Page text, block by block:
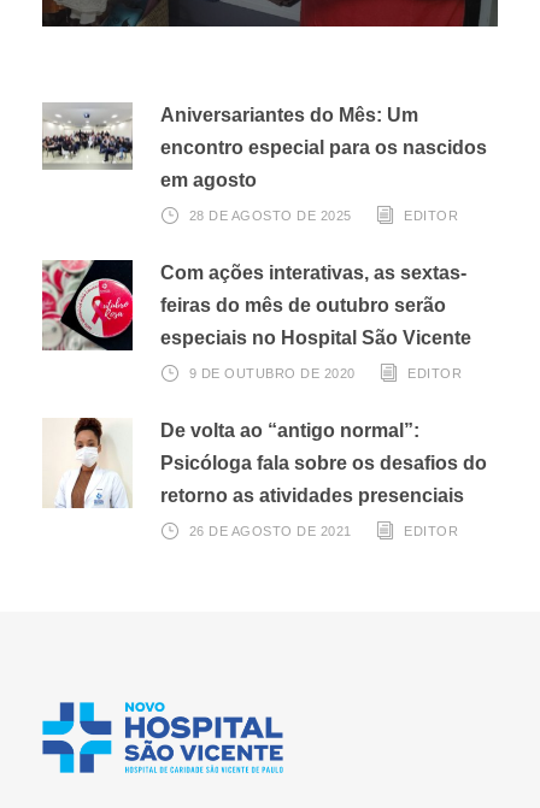
Aniversariantes do Mês: Um
encontro especial para os nascidos
em agosto
28 DE AGOSTO DE 2025 EDITOR
Com ações interativas, as sextas-
feiras do mês de outubro serão
especiais no Hospital São Vicente
9 DE OUTUBRO DE 2020 EDITOR
De volta ao “antigo normal”:
Psicóloga fala sobre os desafios do
retorno as atividades presenciais
26 DE AGOSTO DE 2021 EDITOR